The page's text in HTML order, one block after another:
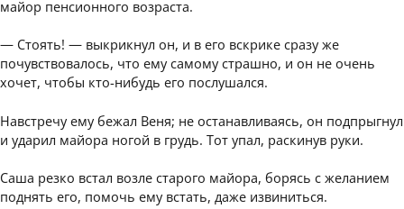
майор пенсионного возраста.
— Стоять! — выкрикнул он, и в его вскрике сразу же
почувствовалось, что ему самому страшно, и он не очень
хочет, чтобы кто-нибудь его послушался.
Навстречу ему бежал Веня; не останавливаясь, он подпрыгнул
и ударил майора ногой в грудь. Тот упал, раскинув руки.
Саша резко встал возле старого майора, борясь с желанием
поднять его, помочь ему встать, даже извиниться.